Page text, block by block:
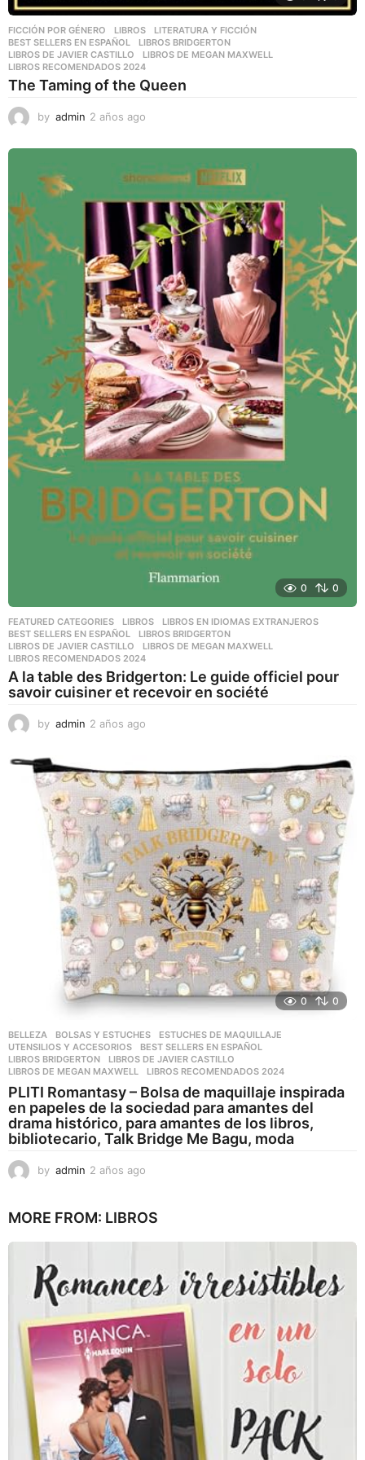
FICCIÓN POR GÉNERO ,LIBROS ,LITERATURA Y FICCIÓN
BEST SELLERS EN ESPAÑOL
,LIBROS BRIDGERTON
LIBROS DE JAVIER CASTILLO
,LIBROS DE MEGAN MAXWELL
LIBROS RECOMENDADOS 2024
The Taming of the Queen
by admin 2 años ago
ñ
s
g
o
0 0
FEATURED CATEGORIES ,LIBROS ,LIBROS EN IDIOMAS EXTRANJEROS
BEST SELLERS EN ESPAÑOL
,LIBROS BRIDGERTON
LIBROS DE JAVIER CASTILLO
,LIBROS DE MEGAN MAXWELL
LIBROS RECOMENDADOS 2024
A la table des Bridgerton: Le guide officiel pour
savoir cuisiner et recevoir en société
by admin 2 años ago
o
s
a
g
o
0 0
BELLEZA ,BOLSAS Y ESTUCHES ,ESTUCHES DE MAQUILLAJE
UTENSILIOS Y ACCESORIOS
BEST SELLERS EN ESPAÑOL
LIBROS BRIDGERTON
,LIBROS DE JAVIER CASTILLO
LIBROS DE MEGAN MAXWELL
,LIBROS RECOMENDADOS 2024
PLITI Romantasy – Bolsa de maquillaje inspirada
en papeles de la sociedad para amantes del
drama histórico, para amantes de los libros,
bibliotecario, Talk Bridge Me Bagu, moda
by admin 2 años ago
o
o
MORE FROM: LIBROS